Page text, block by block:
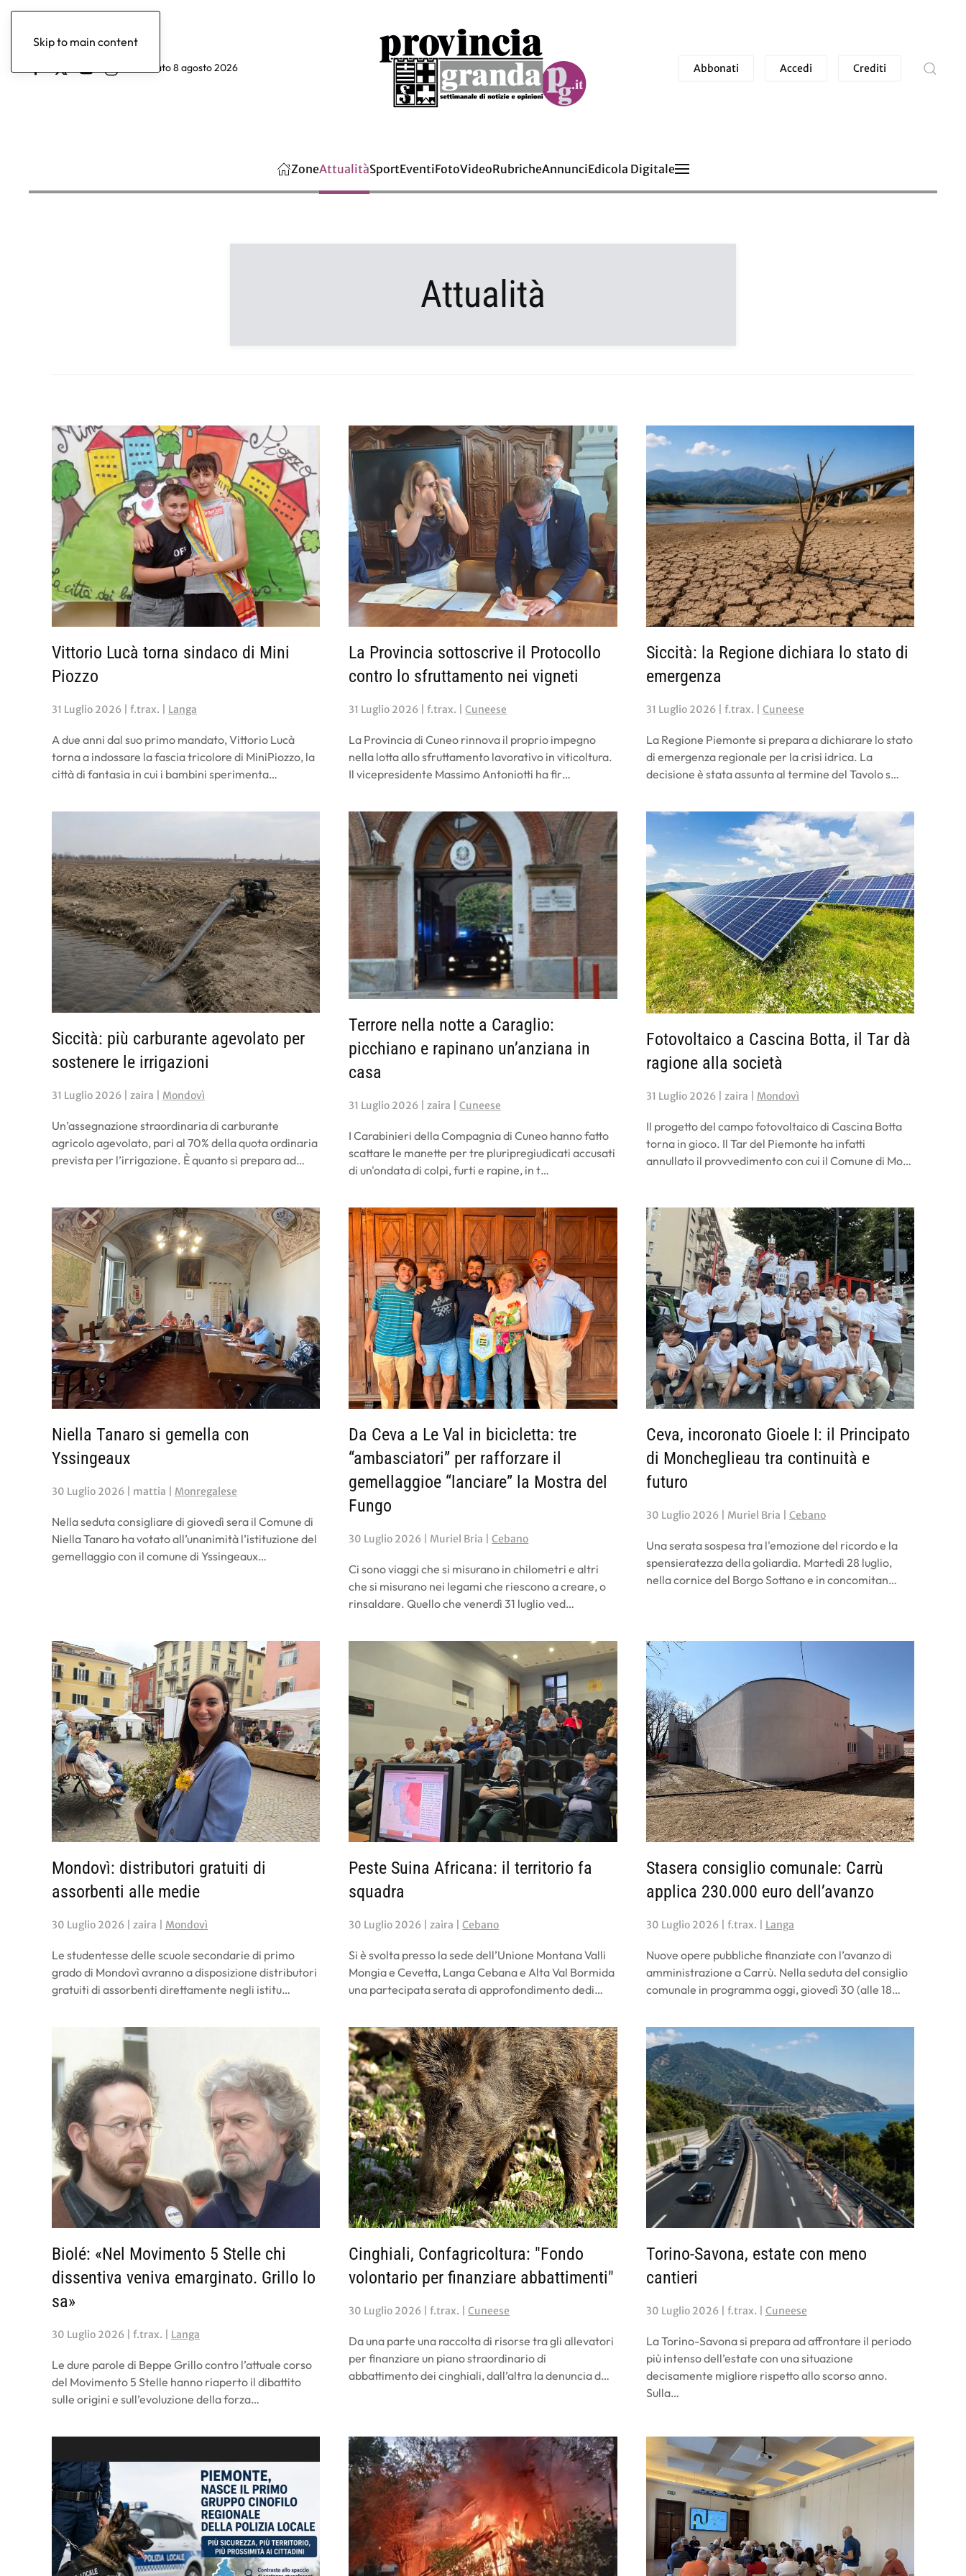
Skip to main content
sabato 8 agosto 2026 Abbonati Accedi Crediti
ZoneAttualitàSportEventiFotoVideoRubricheAnnunciEdicola Digitale
Attualità
Vittorio Lucà torna sindaco di Mini
Piozzo
31 Luglio 2026 | f.trax. | Langa
A due anni dal suo primo mandato, Vittorio Lucà
torna a indossare la fascia tricolore di MiniPiozzo, la
città di fantasia in cui i bambini sperimenta…
La Provincia sottoscrive il Protocollo
contro lo sfruttamento nei vigneti
31 Luglio 2026 | f.trax. |Cuneese
La Provincia di Cuneo rinnova il proprio impegno
nella lotta allo sfruttamento lavorativo in viticoltura.
Il vicepresidente Massimo Antoniotti ha fir…
Siccità: la Regione dichiara lo stato di
emergenza
31 Luglio 2026| f.trax. | Cuneese
La Regione Piemonte si prepara a dichiarare lo stato
di emergenza regionale per la crisi idrica. La
decisione è stata assunta al termine del Tavolo s…
Siccità: più carburante agevolato per
sostenere le irrigazioni
31 Luglio 2026 | zaira | Mondovì
Un’assegnazione straordinaria di carburante
agricolo agevolato, pari al 70% della quota ordinaria
prevista per l’irrigazione. È quanto si prepara ad…
Terrore nella notte a Caraglio:
picchiano e rapinano un’anziana in
casa
31 Luglio 2026 | zaira |Cuneese
I Carabinieri della Compagnia di Cuneo hanno fatto
scattare le manette per tre pluripregiudicati accusati
di un'ondata di colpi, furti e rapine, in t…
Fotovoltaico a Cascina Botta, il Tar dà
ragione alla società
31 Luglio 2026| zaira | Mondovì
Il progetto del campo fotovoltaico di Cascina Botta
torna in gioco. Il Tar del Piemonte ha infatti
annullato il provvedimento con cui il Comune di Mo…
Niella Tanaro si gemella con
Yssingeaux
30 Luglio 2026 | mattia | Monregalese
Nella seduta consigliare di giovedì sera il Comune di
Niella Tanaro ha votato all’unanimità l’istituzione del
gemellaggio con il comune di Yssingeaux…
Da Ceva a Le Val in bicicletta: tre
“ambasciatori” per rafforzare il
gemellaggioe “lanciare” la Mostra del
Fungo
30 Luglio 2026 | Muriel Bria |Cebano
Ci sono viaggi che si misurano in chilometri e altri
che si misurano nei legami che riescono a creare, o
rinsaldare. Quello che venerdì 31 luglio ved…
Ceva, incoronato Gioele I: il Principato
di Moncheglieau tra continuità e
futuro
30 Luglio 2026| Muriel Bria | Cebano
Una serata sospesa tra l'emozione del ricordo e la
spensieratezza della goliardia. Martedì 28 luglio,
nella cornice del Borgo Sottano e in concomitan…
Mondovì: distributori gratuiti di
assorbenti alle medie
30 Luglio 2026 | zaira | Mondovì
Le studentesse delle scuole secondarie di primo
grado di Mondovì avranno a disposizione distributori
gratuiti di assorbenti direttamente negli istitu…
Peste Suina Africana: il territorio fa
squadra
30 Luglio 2026 | zaira |Cebano
Si è svolta presso la sede dell’Unione Montana Valli
Mongia e Cevetta, Langa Cebana e Alta Val Bormida
una partecipata serata di approfondimento dedi…
Stasera consiglio comunale: Carrù
applica 230.000 euro dell’avanzo
30 Luglio 2026| f.trax. | Langa
Nuove opere pubbliche finanziate con l’avanzo di
amministrazione a Carrù. Nella seduta del consiglio
comunale in programma oggi, giovedì 30 (alle 18…
Biolé: «Nel Movimento 5 Stelle chi
dissentiva veniva emarginato. Grillo lo
sa»
30 Luglio 2026 | f.trax. | Langa
Le dure parole di Beppe Grillo contro l’attuale corso
del Movimento 5 Stelle hanno riaperto il dibattito
sulle origini e sull’evoluzione della forza…
Cinghiali, Confagricoltura: "Fondo
volontario per finanziare abbattimenti"
30 Luglio 2026 | f.trax. |Cuneese
Da una parte una raccolta di risorse tra gli allevatori
per finanziare un piano straordinario di
abbattimento dei cinghiali, dall’altra la denuncia d…
Torino-Savona, estate con meno
cantieri
30 Luglio 2026| f.trax. | Cuneese
La Torino-Savona si prepara ad affrontare il periodo
più intenso dell’estate con una situazione
decisamente migliore rispetto allo scorso anno.
Sulla…